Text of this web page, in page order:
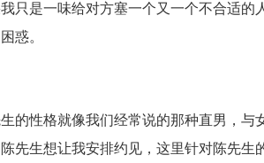
只是一味给对方塞一个又一个不合适的
惑。
性格就像我们经常说的那种直男，与
先生想让我安排约见，这里针对陈先生